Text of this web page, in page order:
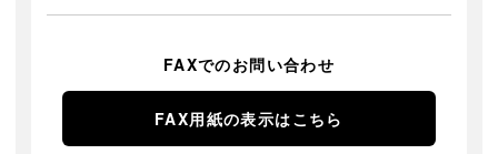
FAXでのお問い合わせ
FAX用紙の表示はこちら